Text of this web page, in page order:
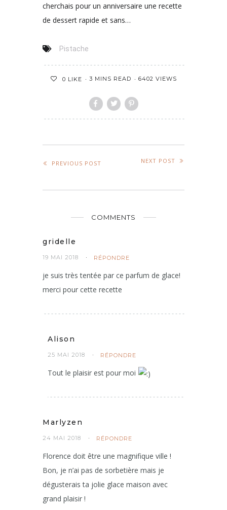
cherchais pour un anniversaire une recette
de dessert rapide et sans…
Pistache
0 LIKE 3 MINS READ 6402 VIEWS
PREVIOUS POST NEXT POST
COMMENTS
gridelle
19 MAI 2018 RÉPONDRE
je suis très tentée par ce parfum de glace!
merci pour cette recette
Alison
25 MAI 2018 RÉPONDRE
Tout le plaisir est pour moi
Marlyzen
24 MAI 2018 RÉPONDRE
Florence doit être une magnifique ville !
Bon, je n’ai pas de sorbetière mais je
dégusterais ta jolie glace maison avec
grand plaisir !